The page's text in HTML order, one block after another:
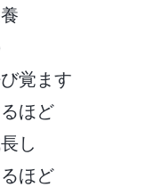
覚ます
ほど
し
ほど